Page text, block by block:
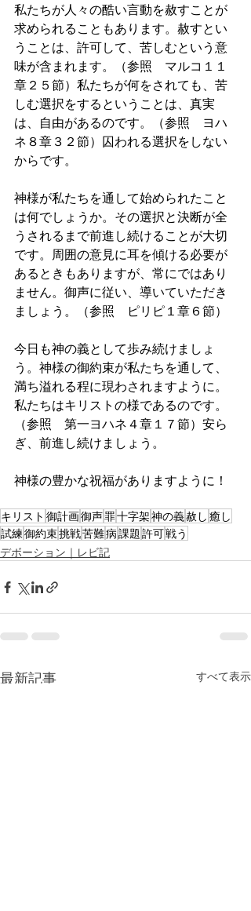
私たちが人々の酷い言動を赦すことが
求められることもあります。赦すとい
うことは、許可して、苦しむという意
味が含まれます。（参照　マルコ１１
章２５節）私たちが何をされても、苦
しむ選択をするということは、真実
は、自由があるのです。（参照　ヨハ
ネ８章３２節）囚われる選択をしない
からです。
神様が私たちを通して始められたこと
は何でしょうか。その選択と決断が全
うされるまで前進し続けることが大切
です。周囲の意見に耳を傾ける必要が
あるときもありますが、常にではあり
ません。御声に従い、導いていただき
ましょう。（参照　ピリピ１章６節）
今日も神の義として歩み続けましょ
う。神様の御約束が私たちを通して、
満ち溢れる程に現わされますように。
私たちはキリストの様であるのです。
（参照　第一ヨハネ４章１７節）安ら
ぎ、前進し続けましょう。
神様の豊かな祝福がありますように！
キリスト 御計画御声罪十字架神の義赦し 癒し
試練御約束挑戦苦難病課題許可戦う
デボーション｜レビ記
最新記事 すべて表示